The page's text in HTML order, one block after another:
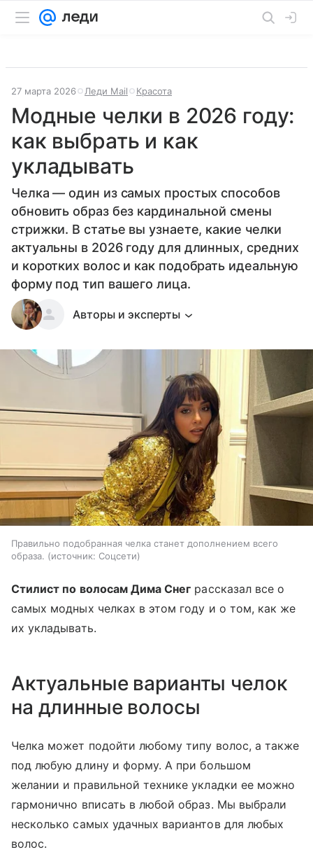
27 марта 2026 Леди Mail Красота
Модные челки в 2026 году:
как выбрать и как
укладывать
Челка — один из самых простых способов
обновить образ без кардинальной смены
стрижки. В статье вы узнаете, какие челки
актуальны в 2026 году для длинных, средних
и коротких волос и как подобрать идеальную
форму под тип вашего лица.
Авторы и эксперты
Правильно подобранная челка станет дополнением всего
образа.
источник: Соцсети
Стилист по волосам Дима Снег рассказал все о
самых модных челках в этом году и о том, как же
их укладывать.
Актуальные варианты челок
на длинные волосы
Челка может подойти любому типу волос, а также
под любую длину и форму. А при большом
желании и правильной технике укладки ее можно
гармонично вписать в любой образ. Мы выбрали
несколько самых удачных вариантов для любых
волос.